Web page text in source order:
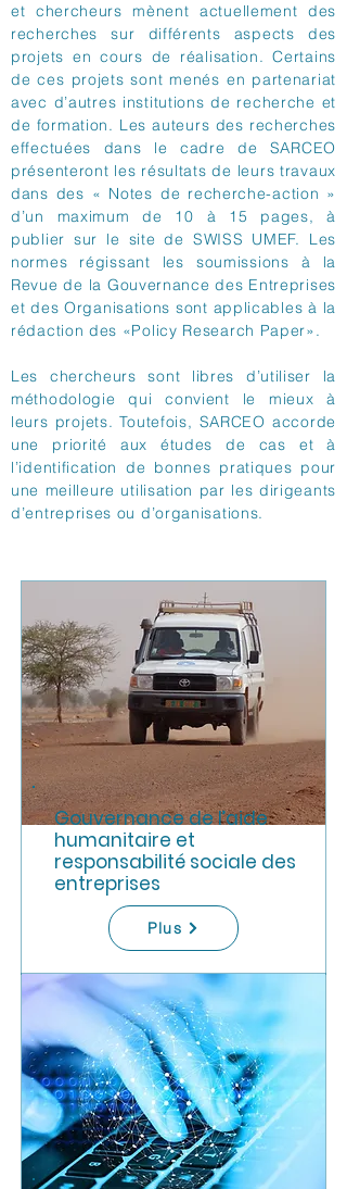
et chercheurs mènent actuellement des
recherches sur différents aspects des
projets en cours de réalisation. Certains
de ces projets sont menés en partenariat
avec d’autres institutions de recherche et
de formation. Les auteurs des recherches
effectuées dans le cadre de SARCEO
présenteront les résultats de leurs travaux
dans des « Notes de recherche-action »
d’un maximum de 10 à 15 pages, à
publier sur le site de SWISS UMEF. Les
normes régissant les soumissions à la
Revue de la Gouvernance des Entreprises
et des Organisations sont applicables à la
rédaction des «Policy Research Paper».
Les chercheurs sont libres d’utiliser la
méthodologie qui convient le mieux à
leurs projets. Toutefois, SARCEO accorde
une priorité aux études de cas et à
l’identification de bonnes pratiques pour
une meilleure utilisation par les dirigeants
d’entreprises ou d’organisations.
Gouvernance de l’aide
humanitaire et
responsabilité sociale des
entreprises
Plus